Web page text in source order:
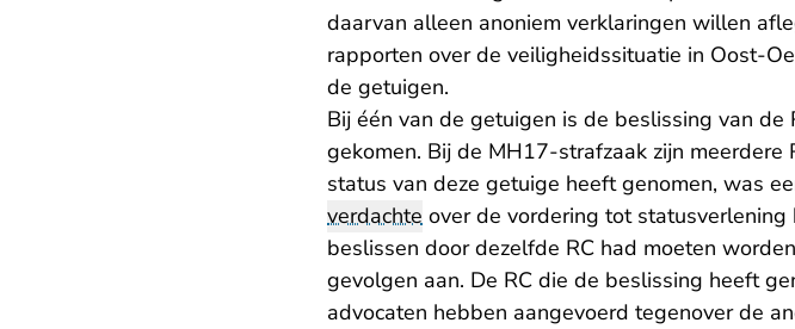
daarvan alleen anoniem verklaringen willen
rapporten over de veiligheidssituatie in Oost-
de getuigen.
Bij één van de getuigen is de beslissing van
gekomen. Bij de MH17-strafzaak zijn
status van deze getuige heeft genomen, was
verdachte over de vordering tot
beslissen door dezelfde RC had moeten
gevolgen aan. De RC die de beslissing heeft
advocaten hebben aangevoerd tegenover de